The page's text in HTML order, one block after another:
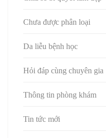
Chưa được phân loại
Da liễu bệnh học
Hỏi đáp cùng chuyên gia
Thông tin phòng khám
Tin tức mới